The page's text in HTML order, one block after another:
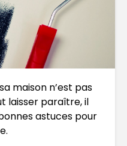
maison n’est pas
laisser paraître, il
astuces pour